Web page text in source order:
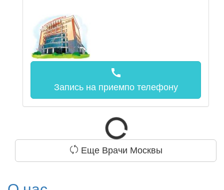
call
Запись на приемпо телефону
Еще Врачи Москвы